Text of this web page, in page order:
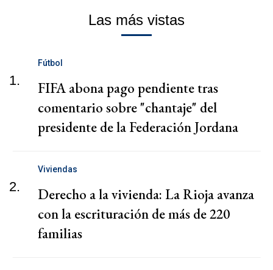
Las más vistas
1.
Fútbol
FIFA abona pago pendiente tras
comentario sobre "chantaje" del
presidente de la Federación Jordana
2.
Viviendas
Derecho a la vivienda: La Rioja avanza
con la escrituración de más de 220
familias